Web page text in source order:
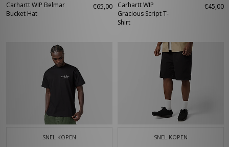
Carhartt WIP Belmar
Bucket Hat
€65,00
Carhartt WIP
Gracious Script T-
Shirt
€45,00
SNEL KOPEN SNEL KOPEN